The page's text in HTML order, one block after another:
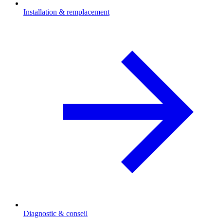
Installation & remplacement
Diagnostic & conseil